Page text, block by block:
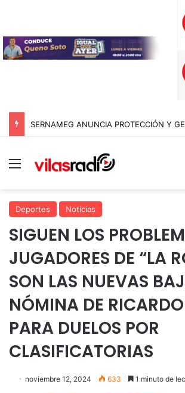
Menú
Deportes Noticias
SIGUEN LOS
JUGADORES DE “LA
SON LAS NUEVAS
NÓMINA DE
PARA DUELOS POR
CLASIFICATORIAS
noviembre 12, 2024 633 1 minuto de